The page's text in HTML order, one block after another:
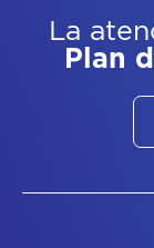
La
Plan